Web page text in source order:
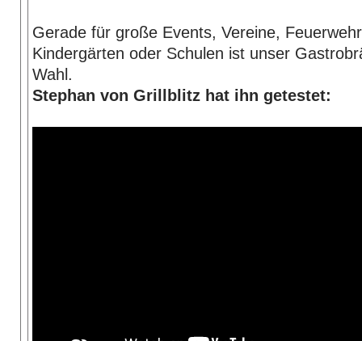
Gerade für große Events, Vereine,
Kindergärten oder Schulen ist unser
Wahl.
Stephan von Grillblitz hat ihn getestet: